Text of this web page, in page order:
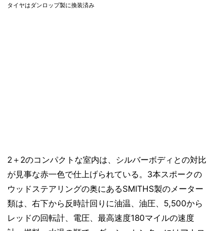
タイヤはダンロップ製に換装済み
2＋2のコンパクトな室内は、シルバーボディとの対比
が見事な赤一色で仕上げられている。3本スポークの
ウッドステアリングの奥にあるSMITHS製のメーター
類は、右下から反時計回りに油温、油圧、5,500から
レッドの回転計、電圧、最高速度180マイルの速度